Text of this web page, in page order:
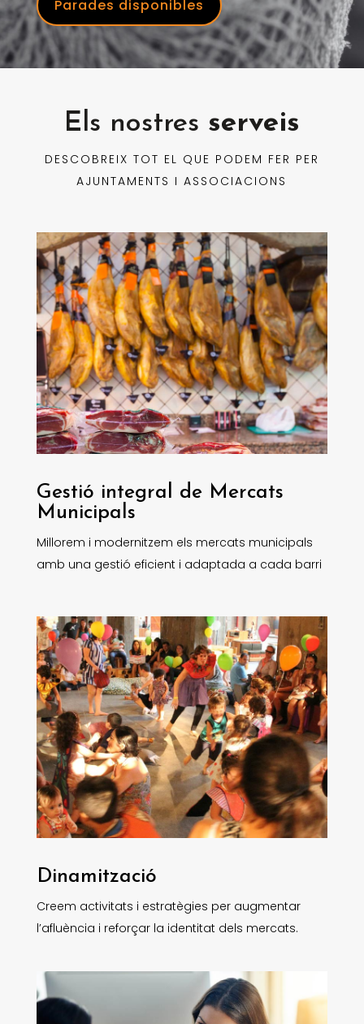
Parades disponibles
Els nostres serveis
DESCOBREIX TOT EL QUE PODEM FER PER
AJUNTAMENTS I ASSOCIACIONS
Gestió integral de Mercats
Municipals
Millorem i modernitzem els mercats municipals
amb una gestió eficient i adaptada a cada barri
Dinamització
Creem activitats i estratègies per augmentar
l’afluència i reforçar la identitat dels mercats.